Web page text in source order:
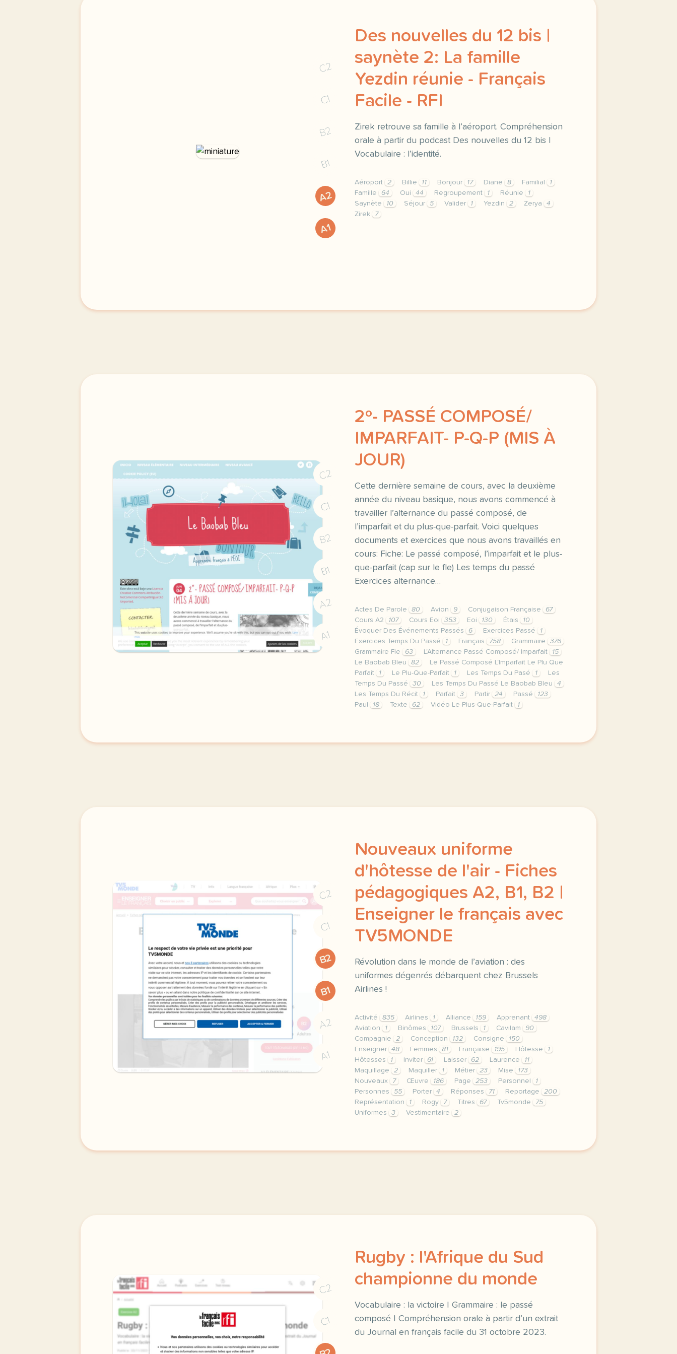
C2
C1
B2
B1
A2
A1
Des nouvelles du 12 bis |
saynète 2: La famille
Yezdin réunie - Français
Facile - RFI
Zirek retrouve sa famille à l’aéroport. Compréhension
orale à partir du podcast Des nouvelles du 12 bis |
Vocabulaire : l’identité.
Aéroport 2 Billie 11 Bonjour 17 Diane 8 Familial
1
Famille
64 Oui 44 Regroupement 1 Réunie
1
Saynète
10 Séjour 5 Valider 1 Yezdin 2 Zerya
4
Zirek
7
C2
C1
B2
B1
A2
A1
2º- PASSÉ COMPOSÉ/
IMPARFAIT- P-Q-P (MIS À
JOUR)
Cette dernière semaine de cours, avec la deuxième
année du niveau basique, nous avons commencé à
travailler l’alternance du passé composé, de
l’imparfait et du plus-que-parfait. Voici quelques
documents et exercices que nous avons travaillés en
cours: Fiche: Le passé composé, l’imparfait et le plus-
que-parfait (cap sur le fle) Les temps du passé
Exercices alternance…
Actes De Parole 80 Avion 9 Conjugaison Française
67
Cours A2
107 Cours Eoi 353 Eoi 130 Étais
10
Évoquer Des Événements Passés
6 Exercices Passé
1
Exercices Temps Du Passé
1 Français 758 Grammaire
376
Grammaire Fle
63 L'Alternance Passé Composé/ Imparfait
15
Le Baobab Bleu
82
Le Passé Composé L'Imparfait Le Plu Que
Parfait
1 Le Plu-Que-Parfait 1 Les Temps Du Pasé 1
Les
Temps Du Passé
30 Les Temps Du Passé Le Baobab Bleu
4
Les Temps Du Récit
1 Parfait 3 Partir 24 Passé
123
Paul
18 Texte 62 Vidéo Le Plus-Que-Parfait 1
C2
C1
B2
B1
A2
A1
Nouveaux uniforme
d'hôtesse de l'air - Fiches
pédagogiques A2, B1, B2 |
Enseigner le français avec
TV5MONDE
Révolution dans le monde de l’aviation : des
uniformes dégenrés débarquent chez Brussels
Airlines !
Activité 835 Airlines 1 Alliance 159 Apprenant
498
Aviation
1 Binômes 107 Brussels 1 Cavilam
90
Compagnie
2 Conception 132 Consigne
150
Enseigner
48 Femmes 81 Française 195 Hôtesse
1
Hôtesses
1 Inviter 61 Laisser 62 Laurence
11
Maquillage
2 Maquiller 1 Métier 23 Mise
173
Nouveaux
7 Œuvre 186 Page 253 Personnel
1
Personnes
55 Porter 4 Réponses 71 Reportage
200
Représentation
1 Rogy 7 Titres 67 Tv5monde
75
Uniformes
3 Vestimentaire 2
C2
C1
Rugby : l'Afrique du Sud
championne du monde
Vocabulaire : la victoire | Grammaire : le passé
composé | Compréhension orale à partir d’un extrait
du Journal en français facile du 31 octobre 2023.